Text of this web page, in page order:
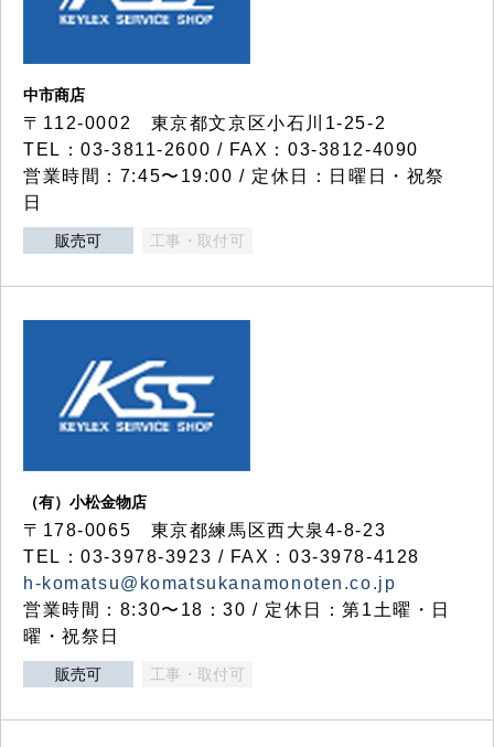
中市商店
〒112-0002 東京都文京区小石川1-25-2
TEL：03-3811-2600 / FAX：03-3812-4090
営業時間：7:45〜19:00 / 定休日：日曜日・祝祭
日
販売可 工事・取付可
（有）小松金物店
〒178-0065 東京都練馬区西大泉4-8-23
TEL：03-3978-3923 / FAX：03-3978-4128
h-komatsu@komatsukanamonoten.co.jp
営業時間：8:30〜18：30 / 定休日：第1土曜・日
曜・祝祭日
販売可 工事・取付可